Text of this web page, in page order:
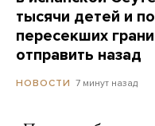
тысячи детей и
пересекших
отправить назад
НОВОСТИ 7 минут назад